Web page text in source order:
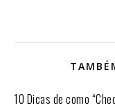
10 Dicas de como